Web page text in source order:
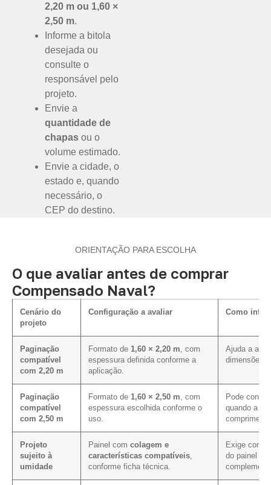
2,20 m ou 1,60 ×
2,50 m.
Informe a bitola
desejada ou
consulte o
responsável pelo
projeto.
Envie a
quantidade de
chapas ou o
volume estimado.
Envie a cidade, o
estado e, quando
necessário, o
CEP do destino.
ORIENTAÇÃO PARA ESCOLHA
O que avaliar antes de comprar
Compensado Naval?
Cenário do
projeto
Configuração a avaliar Como
Paginação
compatível
com 2,20 m
Formato de 1,60 × 2,20 m , com
espessura definida conforme a
aplicação.
Ajuda a
dimensões
Paginação
compatível
com 2,50 m
Formato de 1,60 × 2,50 m , com
espessura escolhida conforme o
uso.
Pode
quando a
Projeto
sujeito à
umidade
Painel com colagem e
características compatíveis
conforme ficha técnica.
Exige
do painel e